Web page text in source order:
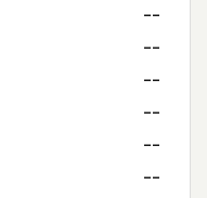
--
--
--
--
--
--